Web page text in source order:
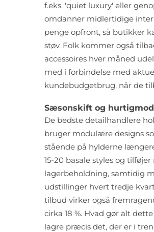
f.eks. 'quiet luxury' eller
omdanner midlertidige
penge opfront, så butikker
støv. Folk kommer også
accessoires hver måned
med i forbindelse med
kundebudgetbrug, når de
Sæsonskift og
De bedste detailhandlere
bruger modulære designs
stående på hylderne
15-20 basale styles og
lagerbeholdning, samtidig
udstillinger hvert tredje
tilbud virker også
cirka 18 %. Hvad gør alt
lagre præcis det, der er i